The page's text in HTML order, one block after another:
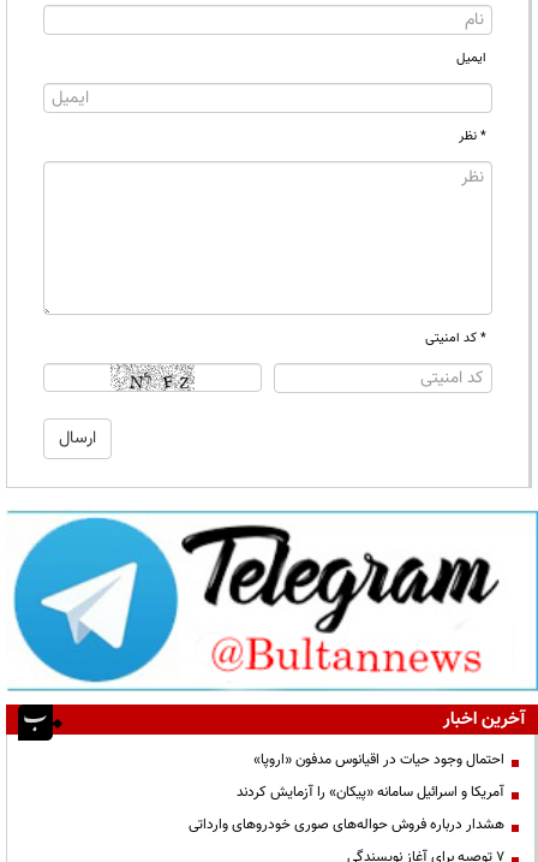
ایمیل
* نظر
* کد امنیتی
آخرین اخبار
احتمال وجود حیات در اقیانوس مدفون «اروپا»
آمریکا و اسرائیل سامانه «پیکان» را آزمایش کردند
هشدار درباره فروش حواله‌های صوری خودروهای وارداتی
۷ توصیه برای آغاز نویسندگی